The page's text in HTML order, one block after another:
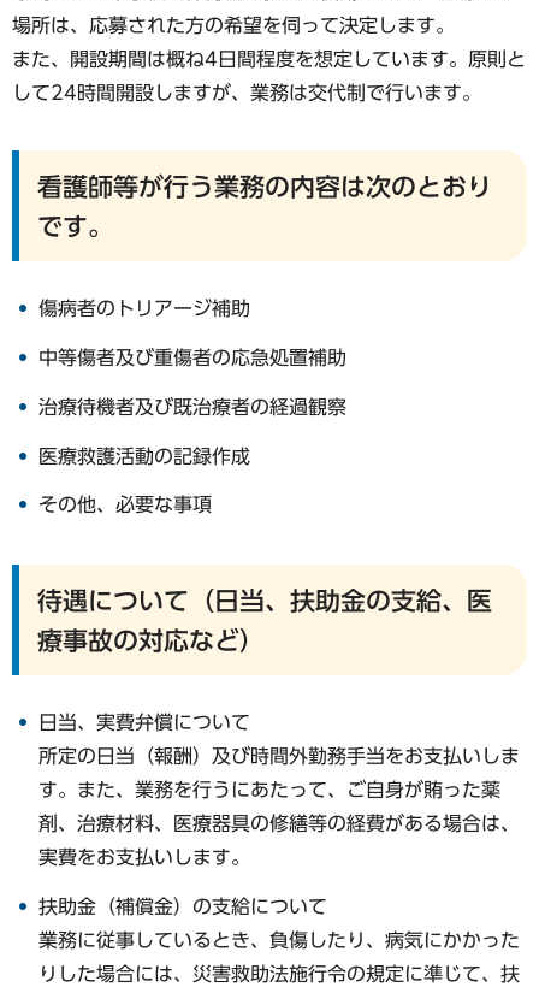
場所は、応募された方の希望を伺って決定します。
また、開設期間は概ね4日間程度を想定しています。原則と
して24時間開設しますが、業務は交代制で行います。
看護師等が行う業務の内容は次のとおり
です。
傷病者のトリアージ補助
中等傷者及び重傷者の応急処置補助
治療待機者及び既治療者の経過観察
医療救護活動の記録作成
その他、必要な事項
待遇について（日当、扶助金の支給、医
療事故の対応など）
日当、実費弁償について
所定の日当（報酬）及び時間外勤務手当をお支払いしま
す。また、業務を行うにあたって、ご自身が賄った薬
剤、治療材料、医療器具の修繕等の経費がある場合は、
実費をお支払いします。
扶助金（補償金）の支給について
業務に従事しているとき、負傷したり、病気にかかった
りした場合には、災害救助法施行令の規定に準じて、扶